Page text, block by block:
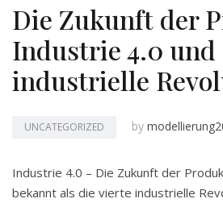
Die Zukunft der
Industrie 4.0
industrielle
UNCATEGORIZED by
Industrie 4.0 – Die Zukunft der
bekannt als die vierte industrielle